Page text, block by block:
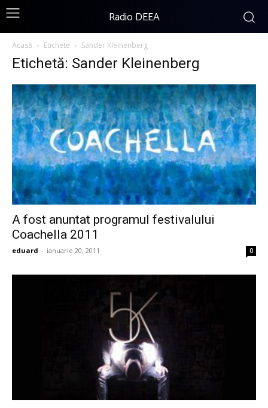
Radio DEEA
Acasă Etichete Sander Kleinenberg
Etichetă: Sander Kleinenberg
A fost anuntat programul festivalului
Coachella 2011
eduard - ianuarie 20, 2011 0